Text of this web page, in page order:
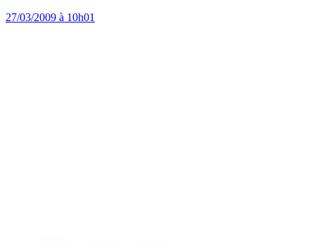
27/03/2009 à 10h01